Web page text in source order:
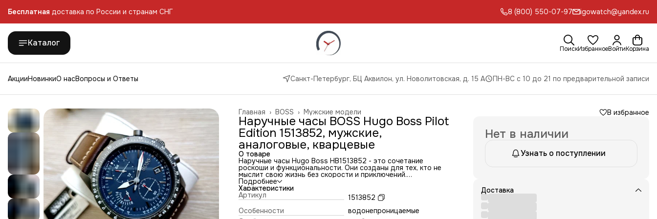
Бесплатная доставка по России и странам СНГ
Бесплатная доставка по России и странам СНГ
8 (800) 550-07-97 igowatch@yandex.ru
Каталог
ПоискИзбранноеВойтиКорзина
АкцииНовинкиО насВопросы и Ответы Санкт-Петербург, БЦ Аквилон, ул. Новолитовская, д. 15 А ПН-ВС с 10 до 21 по предварительной записи
Мужские модели
BOSS ›
Главная ›
Наручные часы BOSS Hugo Boss Pilot
Edition 1513852, мужские,
аналоговые, кварцевые
О товаре
Наручные часы Hugo Boss HB1513852 - это сочетание
роскоши и функциональности. Они созданы для тех, кто не
мыслит свою жизнь без скорости и приключений.
Дизайн часов выполнен в авиационном стиле, что придает им
особый шик и элегантность. Корпус часов изготовлен из
нержавеющей стали, а ремешок - из натуральной кожи
коричневого цвета.
Особенностью часов является окошко даты, расположенное
в положении 4 часа. Это делает их еще более
Подробнее
Характеристики
Артикул
1513852
Особенности
водонепроницаемые
В избранное
Нет в наличии
Узнать о поступлении
Доставка